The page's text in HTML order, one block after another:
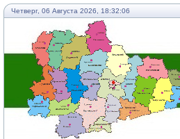
Четверг, 06 Августа 2026, 18:32:06